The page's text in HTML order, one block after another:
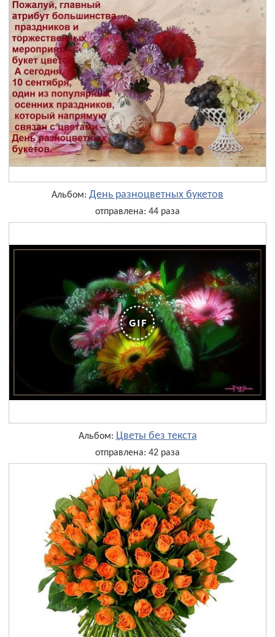
Альбом: День разноцветных букетов
отправлена: 44 раза
Альбом: Цветы без текста
отправлена: 42 раза